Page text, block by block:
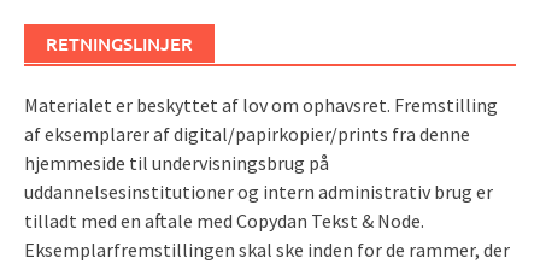
RETNINGSLINJER
Materialet er beskyttet af lov om ophavsret. Fremstilling
af eksemplarer af digital/papirkopier/prints fra denne
hjemmeside til undervisningsbrug på
uddannelsesinstitutioner og intern administrativ brug er
tilladt med en aftale med Copydan Tekst & Node.
Eksemplarfremstillingen skal ske inden for de rammer, der